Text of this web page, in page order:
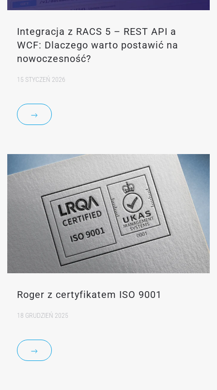
Integracja z RACS 5 – REST API a
WCF: Dlaczego warto postawić na
nowoczesność?
15 STYCZEŃ 2026
Roger z certyfikatem ISO 9001
18 GRUDZIEŃ 2025